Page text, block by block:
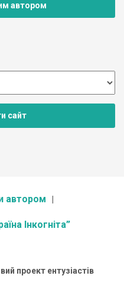
автором
сайт
автором
Інкогніта”
проект ентузіастів